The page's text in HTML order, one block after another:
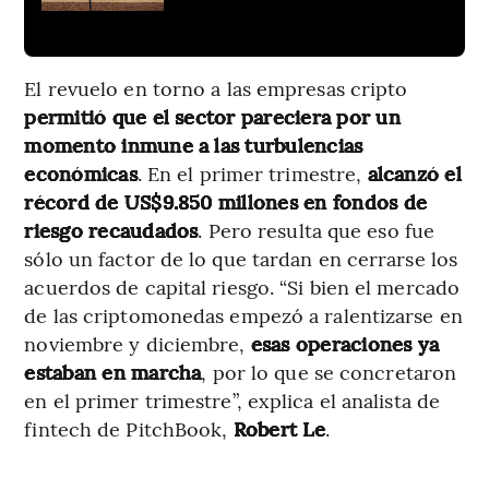
El revuelo en torno a las empresas cripto
permitió que el sector pareciera por un
momento inmune a las turbulencias
económicas. En el primer trimestre, alcanzó el
récord de US$9.850 millones en fondos de
riesgo recaudados. Pero resulta que eso fue
sólo un factor de lo que tardan en cerrarse los
acuerdos de capital riesgo. “Si bien el mercado
de las criptomonedas empezó a ralentizarse en
noviembre y diciembre, esas operaciones ya
estaban en marcha, por lo que se concretaron
en el primer trimestre”, explica el analista de
fintech de PitchBook, Robert Le.